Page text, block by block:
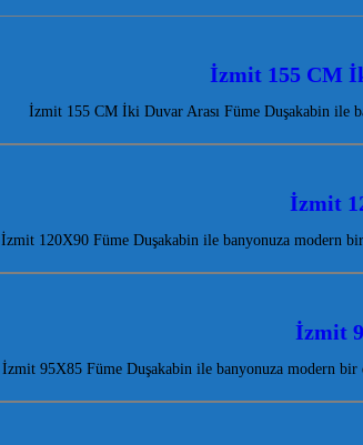
İzmit 155 CM
İzmit 155 CM İki Duvar Arası Füme Duşakabin ile
İzmit
İzmit 120X90 Füme Duşakabin ile banyonuza modern
İzmit
İzmit 95X85 Füme Duşakabin ile banyonuza modern